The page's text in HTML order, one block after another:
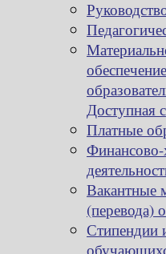
Доступная
Платные
Финансово-
Вакантные
(перевода)
Стипендии